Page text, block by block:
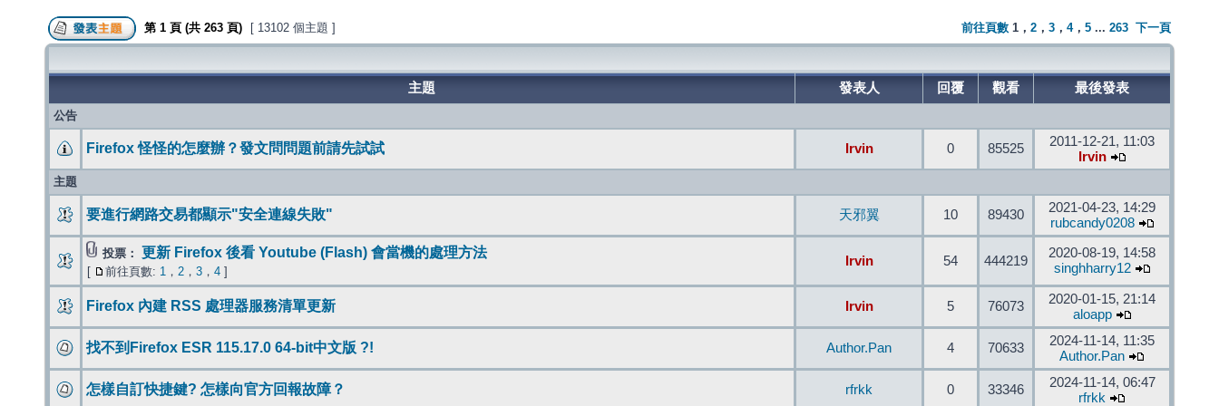
第 1 頁 (共 263 頁) [ 13102 個主題 ] 前往頁數 1 ， 2 ， 3 ， 4， 5 ... 263 下一頁
主題 發表人 回覆 觀看 最後發表
公告
Firefox 怪怪的怎麼辦？發文問問題前請先試試 Irvin 0 85525
2011-12-21, 11:03
Irvin
主題
要進行網路交易都顯示"安全連線失敗" 天邪翼 10 89430
2021-04-23, 14:29
rubcandy0208
投票： 更新 Firefox 後看 Youtube (Flash) 會當機的處理方法
[ 前往頁數: 1 ， 2 ， 3 ， 4 ]
Irvin 54 444219
2020-08-19, 14:58
singhharry12
Firefox 內建 RSS 處理器服務清單更新 Irvin 5 76073
2020-01-15, 21:14
aloapp
找不到Firefox ESR 115.17.0 64-bit中文版 ?! Author.Pan 4 70633
2024-11-14, 11:35
Author.Pan
怎樣自訂快捷鍵? 怎樣向官方回報故障？ rfrkk 0 33346
2024-11-14, 06:47
rfrkk